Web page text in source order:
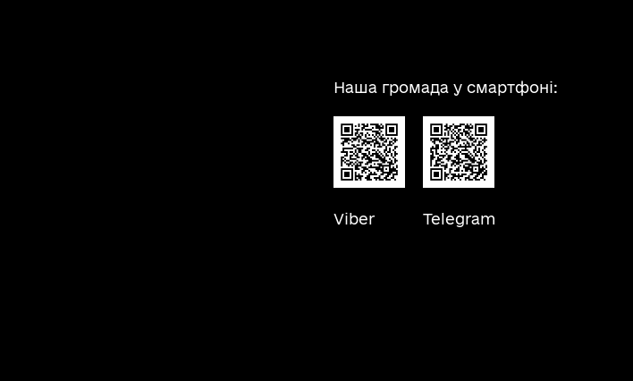
Наша громада у смартфоні:
Viber Telegram